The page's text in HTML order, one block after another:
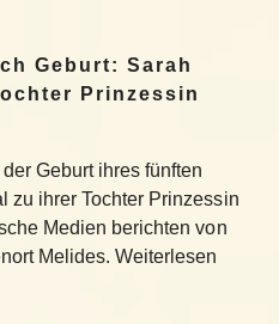
Geburt: Sarah
Prinzessin
Geburt ihres fünften
zu ihrer Tochter Prinzessin
Medien berichten von
Melides. Weiterlesen